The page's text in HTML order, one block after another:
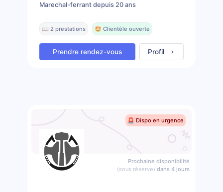
Marechal-ferrant depuis 20 ans
📖 2 prestations 🤩 Clientèle ouverte
Prendre rendez-vous Profil
🚨 Dispo en urgence
Prochaine disponibilité
(sous réserve) dans 4 jours